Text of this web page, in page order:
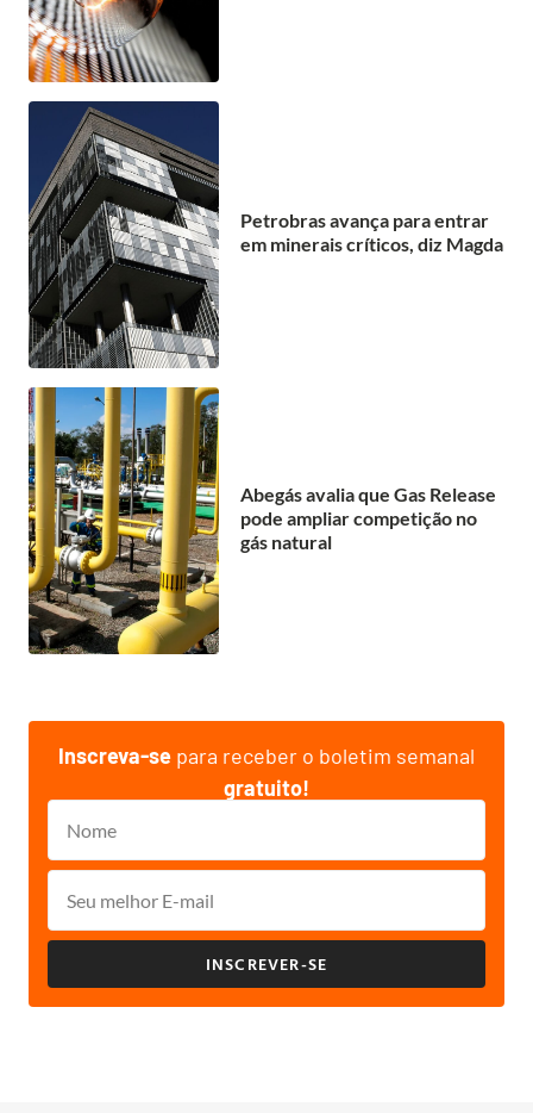
Petrobras avança para entrar
em minerais críticos, diz Magda
Abegás avalia que Gas Release
pode ampliar competição no
gás natural
Inscreva-se para receber o boletim semanal
gratuito!
INSCREVER-SE